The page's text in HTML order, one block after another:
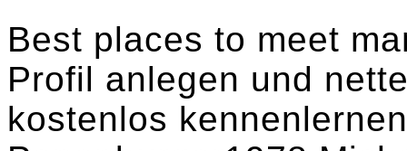
Best places to meet
Profil anlegen und
kostenlos